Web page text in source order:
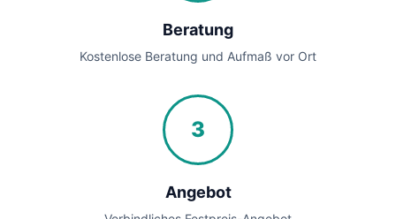
Beratung
Kostenlose Beratung und Aufmaß vor Ort
3
Angebot